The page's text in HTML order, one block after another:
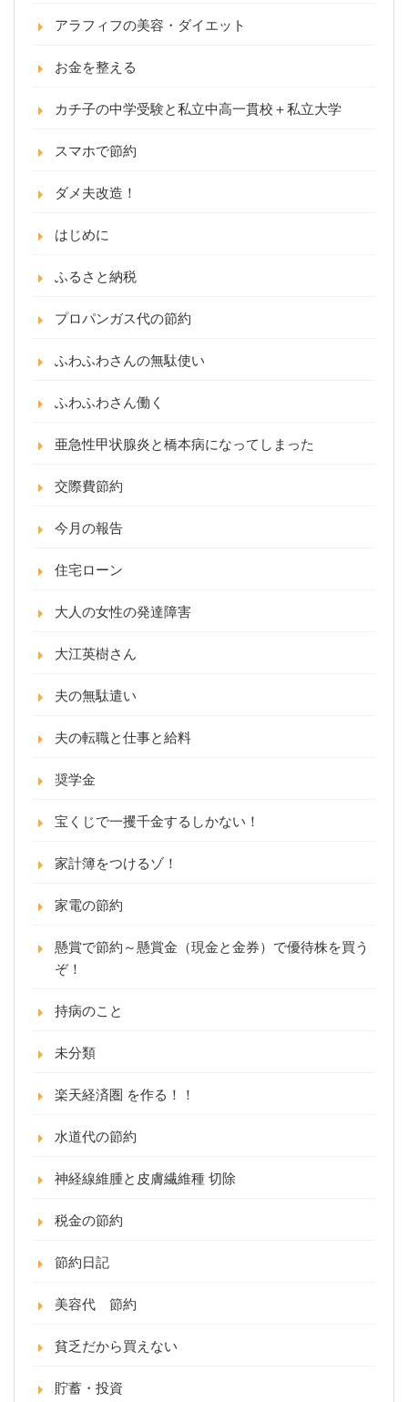
アラフィフの美容・ダイエット
お金を整える
カチ子の中学受験と私立中高一貫校＋私立大学
スマホで節約
ダメ夫改造！
はじめに
ふるさと納税
プロパンガス代の節約
ふわふわさんの無駄使い
ふわふわさん働く
亜急性甲状腺炎と橋本病になってしまった
交際費節約
今月の報告
住宅ローン
大人の女性の発達障害
大江英樹さん
夫の無駄遣い
夫の転職と仕事と給料
奨学金
宝くじで一攫千金するしかない！
家計簿をつけるゾ！
家電の節約
懸賞で節約～懸賞金（現金と金券）で優待株を買う
ぞ！
持病のこと
未分類
楽天経済圏 を作る！！
水道代の節約
神経線維腫と皮膚繊維種 切除
税金の節約
節約日記
美容代 節約
貧乏だから買えない
貯蓄・投資